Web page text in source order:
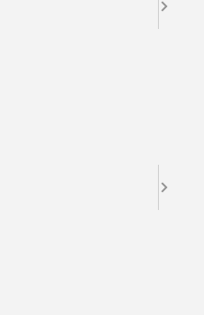
vom 22. bis 24. April bei
40 Teilnehmer, darunter
Haustechnik-Team,
und aktuelle